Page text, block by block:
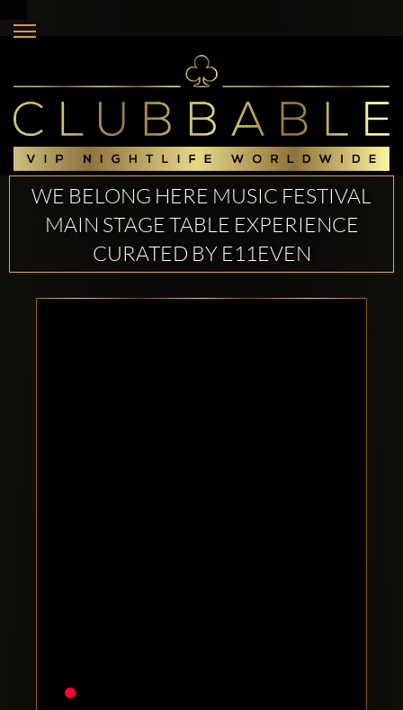
WE BELONG HERE MUSIC FESTIVAL
MAIN STAGE TABLE EXPERIENCE
CURATED BY E11EVEN